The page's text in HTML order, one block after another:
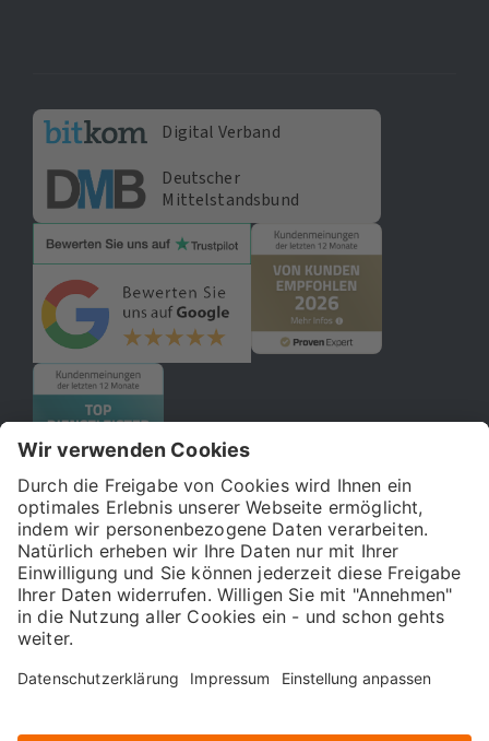
Digital Verband
Deutscher
Mittelstandsbund
© 2026 121WATT GmbH
Über uns
Allgemeine Geschäftsbedingungen